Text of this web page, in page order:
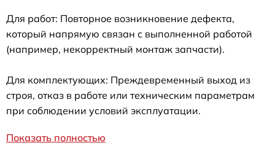
Для работ: Повторное возникновение дефекта,
который напрямую связан с выполненной работой
(например, некорректный монтаж запчасти).
Для комплектующих: Преждевременный выход из
строя, отказ в работе или техническим параметрам
при соблюдении условий эксплуатации.
Показать полностью